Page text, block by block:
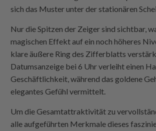
sich das Muster unter der stationären
Nur die Spitzen der Zeiger sind sichtbar,
magischen Effekt auf ein noch höheres
klare äußere Ring des Zifferblatts
Datumsanzeige bei 6 Uhr verleiht einen
Geschäftlichkeit, während das goldene
elegantes Gefühl vermittelt.
Um die Gesamtattraktivität zu
alle aufgeführten Merkmale dieses